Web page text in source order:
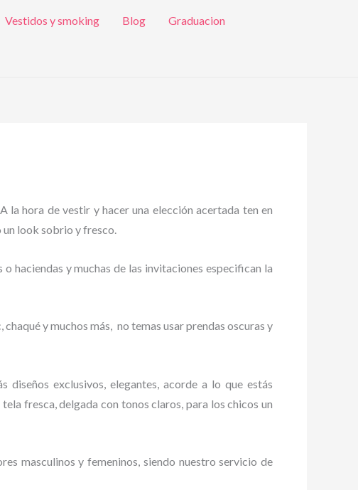
Vestidos y smoking Blog Graduacion
hora de vestir y hacer una elección acertada ten en
un look sobrio y fresco.
haciendas y muchas de las invitaciones especifican la
y muchos más, no temas usar prendas oscuras y
diseños exclusivos, elegantes, acorde a lo que estás
fresca, delgada con tonos claros, para los chicos un
masculinos y femeninos, siendo nuestro servicio de